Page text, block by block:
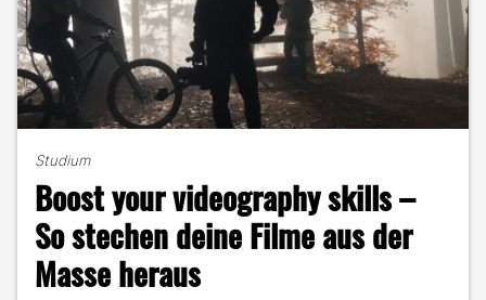
Studium
Boost your videography skills –
So stechen deine Filme aus der
Masse heraus